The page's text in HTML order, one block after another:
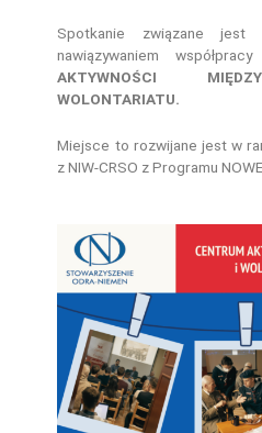
Spotkanie związane
nawiązywaniem
AKTYWNOŚCI
WOLONTARIATU.
Miejsce to rozwijane jest w
z NIW-CRSO z Programu